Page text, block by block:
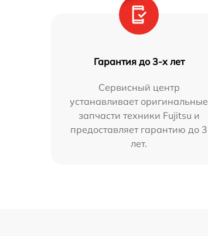
Гарантия до 3-х лет
Сервисный центр
устанавливает оригинальные
запчасти техники Fujitsu и
предоставляет гарантию до 3
лет.